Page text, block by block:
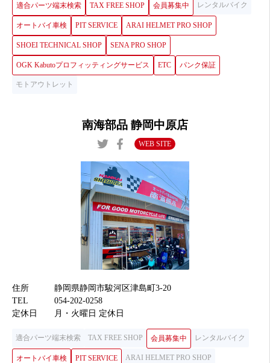
適合パーツ端末検索 TAX FREE SHOP 会員募集中 レンタルバイク
オートバイ車検 PIT SERVICE ARAI HELMET PRO SHOP
SHOEI TECHNICAL SHOP SENA PRO SHOP
OGK Kabutoプロフィッティングサービス ETC パンク保証
モトアウトレット
南海部品 静岡中原店
WEB SITE
住所
静岡県静岡市駿河区津島町3-20
TEL
054-202-0258
定休日
月・火曜日 定休日
適合パーツ端末検索 TAX FREE SHOP 会員募集中 レンタルバイク
オートバイ車検 PIT SERVICE ARAI HELMET PRO SHOP